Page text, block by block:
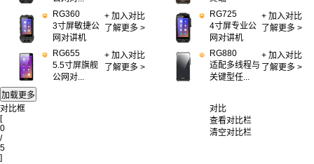
RG360
3寸屏敏捷公
网对讲机
+加入对比
了解更多 >
RG725
4寸屏专业公
网对讲机
+加入对比
了解更多 >
RG655
5.5寸屏旗舰
公网对...
+加入对比
了解更多 >
RG880
适配多线程与
关键型任...
+加入对比
了解更多 >
对比框
[
0
/
5
]
对比
查看对比栏
清空对比栏